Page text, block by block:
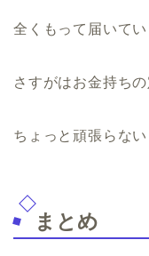
全くもって届いてい
さすがはお金持ちの
ちょっと頑張らな
まとめ